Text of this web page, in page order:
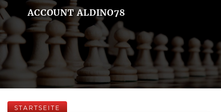
ACCOUNT ALDINO78
STARTSEITE